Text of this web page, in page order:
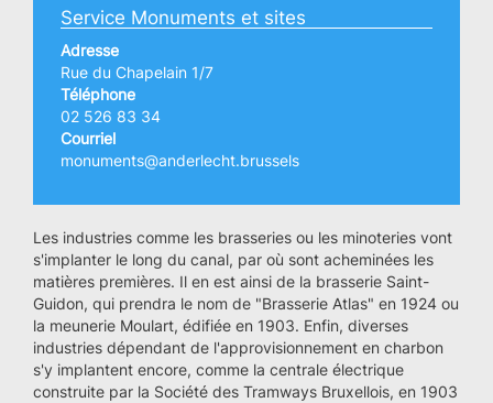
Service Monuments et sites
Adresse
Rue du Chapelain 1/7
Téléphone
02 526 83 34
Courriel
monuments@anderlecht.brussels
Les industries comme les brasseries ou les minoteries vont
s'implanter le long du canal, par où sont acheminées les
matières premières. Il en est ainsi de la brasserie Saint-
Guidon, qui prendra le nom de "Brasserie Atlas" en 1924 ou
la meunerie Moulart, édifiée en 1903. Enfin, diverses
industries dépendant de l'approvisionnement en charbon
s'y implantent encore, comme la centrale électrique
construite par la Société des Tramways Bruxellois, en 1903